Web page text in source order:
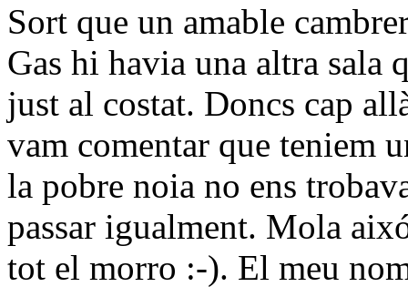
Sort que un amable
Gas hi havia una altra sala
just al costat. Doncs cap
vam comentar que teniem
la pobre noia no ens
passar igualment. Mola
tot el morro :-). El meu